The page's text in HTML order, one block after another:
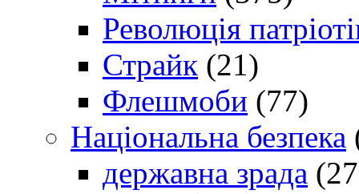
Революція
Страйк (21)
Флешмоби (77)
Національна безпека
державна зрада